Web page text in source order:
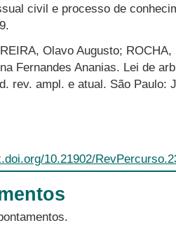
civil e processo de
Olavo Augusto;
Fernandes Ananias. Lei de
rev. ampl. e atual. São Paulo:
10.21902/